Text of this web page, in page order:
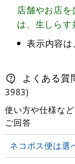
店舗やお店
は、生しらす
表示内容は
よくある質
3983)
使い方や仕様な
ご回答
ネコポス便は選